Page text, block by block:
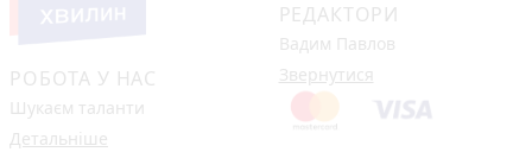
РОБОТА У НАС
Шукаєм таланти
Детальніше
РЕДАКТОРИ
Вадим Павлов
Звернутися